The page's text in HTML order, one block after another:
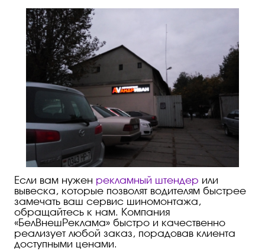
Если вам нужен рекламный штендер или
вывеска, которые позволят водителям быстрее
замечать ваш сервис шиномонтажа,
обращайтесь к нам. Компания
«БелВнешРеклама» быстро и качественно
реализует любой заказ, порадовав клиента
доступными ценами.